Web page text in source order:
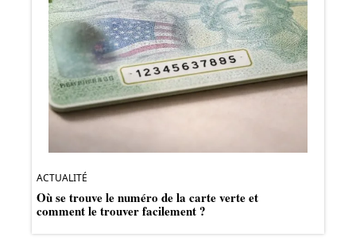
ACTUALITÉ
Où se trouve le numéro de la carte verte et
comment le trouver facilement ?